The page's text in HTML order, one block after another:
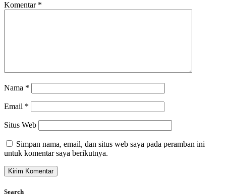
Komentar *
Nama *
Email *
Situs Web
Simpan nama, email, dan situs web saya pada peramban ini
untuk komentar saya berikutnya.
Search